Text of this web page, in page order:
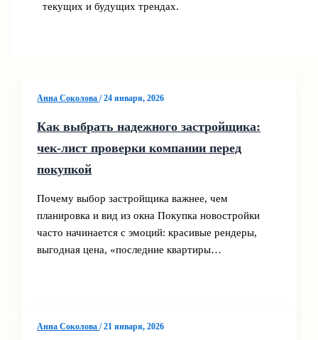
текущих и будущих трендах.
Анна Соколова/24 января, 2026
Как выбрать надежного застройщика:
чек-лист проверки компании перед
покупкой
Почему выбор застройщика важнее, чем
планировка и вид из окна Покупка новостройки
часто начинается с эмоций: красивые рендеры,
выгодная цена, «последние квартиры…
Анна Соколова/21 января, 2026